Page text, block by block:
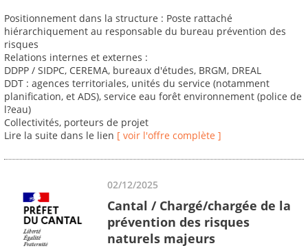
Positionnement dans la structure : Poste rattaché
hiérarchiquement au responsable du bureau prévention des
risques
Relations internes et externes :
DDPP / SIDPC, CEREMA, bureaux d'études, BRGM, DREAL
DDT : agences territoriales, unités du service (notamment
planification, et ADS), service eau forêt environnement (police de
l?eau)
Collectivités, porteurs de projet
Lire la suite dans le lien [ voir l'offre complète ]
02/12/2025
Cantal / Chargé/chargée de la
prévention des risques
naturels majeurs